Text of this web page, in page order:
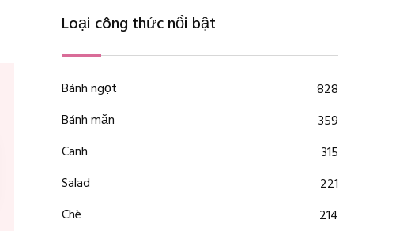
Loại công thức nổi bật
Bánh ngọt
828
Bánh mặn
359
Canh
315
Salad
221
Chè
214